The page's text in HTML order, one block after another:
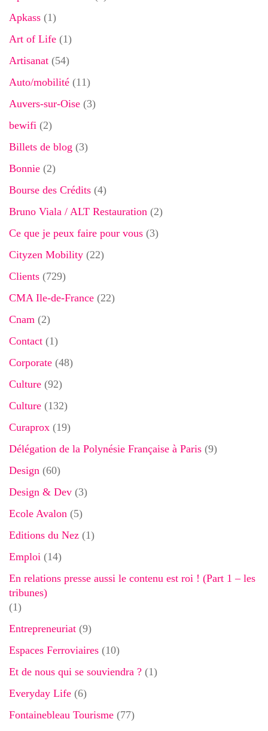
Apkass (1)
Art of Life (1)
Artisanat (54)
Auto/mobilité (11)
Auvers-sur-Oise (3)
bewifi (2)
Billets de blog (3)
Bonnie (2)
Bourse des Crédits (4)
Bruno Viala / ALT Restauration (2)
Ce que je peux faire pour vous (3)
Cityzen Mobility (22)
Clients (729)
CMA Ile-de-France (22)
Cnam (2)
Contact (1)
Corporate (48)
Culture (92)
Culture (132)
Curaprox (19)
Délégation de la Polynésie Française à Paris (9)
Design (60)
Design & Dev (3)
Ecole Avalon (5)
Editions du Nez (1)
Emploi (14)
En relations presse aussi le contenu est roi ! (Part 1 – les
tribunes)
(1)
Entrepreneuriat (9)
Espaces Ferroviaires (10)
Et de nous qui se souviendra ? (1)
Everyday Life (6)
Fontainebleau Tourisme (77)